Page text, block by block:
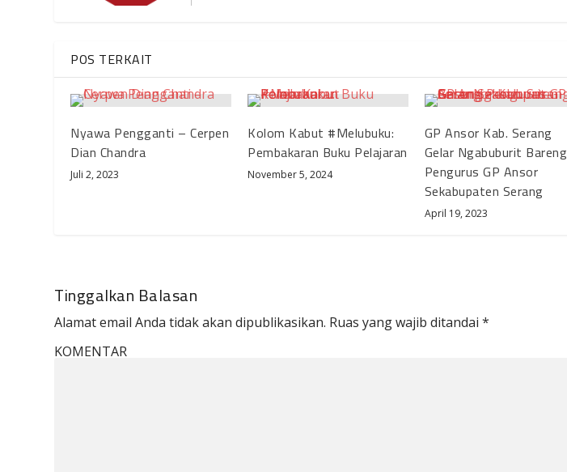
POS TERKAIT
Nyawa Pengganti – Cerpen
Dian Chandra
Juli 2, 2023
Kolom Kabut #Melubuku:
Pembakaran Buku Pelajaran
November 5, 2024
GP Ansor Kab. Serang
Gelar Ngabuburit Bareng
Pengurus GP Ansor
Sekabupaten Serang
April 19, 2023
Tinggalkan Balasan
Alamat email Anda tidak akan dipublikasikan. Ruas yang wajib ditandai*
KOMENTAR